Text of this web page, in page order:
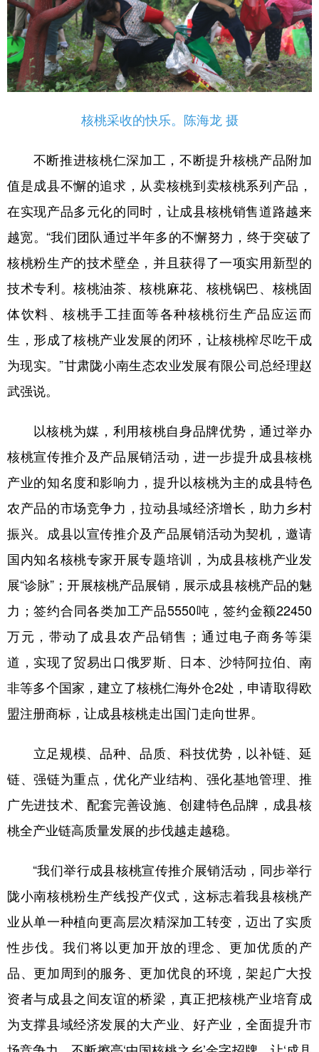
核桃采收的快乐。陈海龙 摄
不断推进核桃仁深加工，不断提升核桃产品附加
值是成县不懈的追求，从卖核桃到卖核桃系列产品，
在实现产品多元化的同时，让成县核桃销售道路越来
越宽。“我们团队通过半年多的不懈努力，终于突破了
核桃粉生产的技术壁垒，并且获得了一项实用新型的
技术专利。核桃油茶、核桃麻花、核桃锅巴、核桃固
体饮料、核桃手工挂面等各种核桃衍生产品应运而
生，形成了核桃产业发展的闭环，让核桃榨尽吃干成
为现实。”甘肃陇小南生态农业发展有限公司总经理赵
武强说。
以核桃为媒，利用核桃自身品牌优势，通过举办
核桃宣传推介及产品展销活动，进一步提升成县核桃
产业的知名度和影响力，提升以核桃为主的成县特色
农产品的市场竞争力，拉动县域经济增长，助力乡村
振兴。成县以宣传推介及产品展销活动为契机，邀请
国内知名核桃专家开展专题培训，为成县核桃产业发
展“诊脉”；开展核桃产品展销，展示成县核桃产品的魅
力；签约合同各类加工产品5550吨，签约金额22450
万元，带动了成县农产品销售；通过电子商务等渠
道，实现了贸易出口俄罗斯、日本、沙特阿拉伯、南
非等多个国家，建立了核桃仁海外仓2处，申请取得欧
盟注册商标，让成县核桃走出国门走向世界。
立足规模、品种、品质、科技优势，以补链、延
链、强链为重点，优化产业结构、强化基地管理、推
广先进技术、配套完善设施、创建特色品牌，成县核
桃全产业链高质量发展的步伐越走越稳。
“我们举行成县核桃宣传推介展销活动，同步举行
陇小南核桃粉生产线投产仪式，这标志着我县核桃产
业从单一种植向更高层次精深加工转变，迈出了实质
性步伐。我们将以更加开放的理念、更加优质的产
品、更加周到的服务、更加优良的环境，架起广大投
资者与成县之间友谊的桥梁，真正把核桃产业培育成
为支撑县域经济发展的大产业、好产业，全面提升市